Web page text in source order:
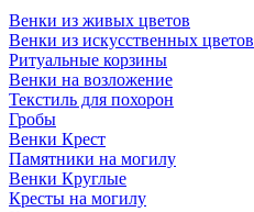
Венки из живых цветов
Венки из искусственных цветов
Ритуальные корзины
Венки на возложение
Текстиль для похорон
Гробы
Венки Крест
Памятники на могилу
Венки Круглые
Кресты на могилу